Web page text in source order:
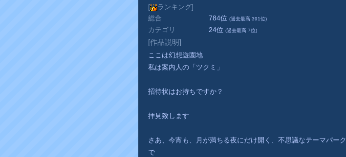
[
ランキング]
総合
784位(過去最高 391位)
カテゴリ 24位(過去最高 7位)
[作品説明]
ここは幻想遊園地
私は案内人の「ツクミ」
招待状はお持ちですか？
拝見致します
さあ、今宵も、月が満ちる夜にだけ開く、不思議なテーマパーク
で